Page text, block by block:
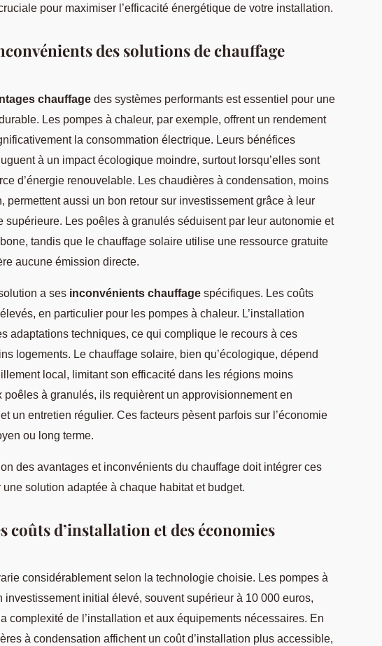
pour maximiser l’efficacité énergétique de votre installation.
des solutions de chauffage
chauffage des systèmes performants est essentiel pour une
Les pompes à chaleur, par exemple, offrent un rendement
la consommation électrique. Leurs bénéfices
à un impact écologique moindre, surtout lorsqu’elles sont
d’énergie renouvelable. Les chaudières à condensation, moins
permettent aussi un bon retour sur investissement grâce à leur
supérieure. Les poêles à granulés séduisent par leur autonomie et
tandis que le chauffage solaire utilise une ressource gratuite
aucune émission directe.
a ses inconvénients chauffage spécifiques. Les coûts
en particulier pour les pompes à chaleur. L’installation
adaptations techniques, ce qui complique le recours à ces
logements. Le chauffage solaire, bien qu’écologique, dépend
local, limitant son efficacité dans les régions moins
poêles à granulés, ils requièrent un approvisionnement en
un entretien régulier. Ces facteurs pèsent parfois sur l’économie
ou long terme.
des avantages et inconvénients du chauffage doit intégrer ces
solution adaptée à chaque habitat et budget.
coûts d’installation et des économies
considérablement selon la technologie choisie. Les pompes à
investissement initial élevé, souvent supérieur à 10 000 euros,
complexité de l’installation et aux équipements nécessaires. En
à condensation affichent un coût d’installation plus accessible,